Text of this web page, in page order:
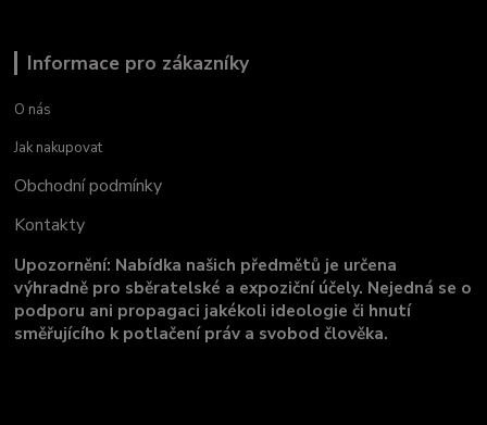
Informace pro zákazníky
O nás
Jak nakupovat
Obchodní podmínky
Kontakty
Upozornění: Nabídka našich předmětů je určena
výhradně pro sběratelské a expoziční účely. Nejedná se o
podporu ani propagaci jakékoli ideologie či hnutí
směřujícího k potlačení práv a svobod člověka.